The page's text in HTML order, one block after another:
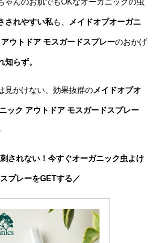
ゃんのお肌でもOKなオーガニックの虫
されやすい私も、 メイドオブオーガニ
ウトドア モスガードスプレーのおかげ
知らず。
見かけない、効果抜群のメイドオブオ
ック アウトドア モスガードスプレー
されない！今すぐオーガニック虫よけ
スプレーをGETする／